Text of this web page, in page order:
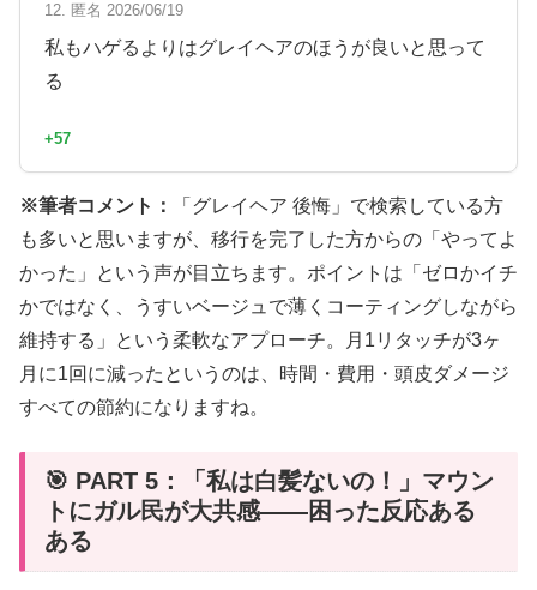
12. 匿名 2026/06/19
私もハゲるよりはグレイヘアのほうが良いと思って
る
+57
※筆者コメント：
「グレイヘア 後悔」で検索している方
も多いと思いますが、移行を完了した方からの「やってよ
かった」という声が目立ちます。ポイントは「ゼロかイチ
かではなく、うすいベージュで薄くコーティングしながら
維持する」という柔軟なアプローチ。月1リタッチが3ヶ
月に1回に減ったというのは、時間・費用・頭皮ダメージ
すべての節約になりますね。
🎯 PART 5：「私は白髪ないの！」マウン
トにガル民が大共感——困った反応ある
ある